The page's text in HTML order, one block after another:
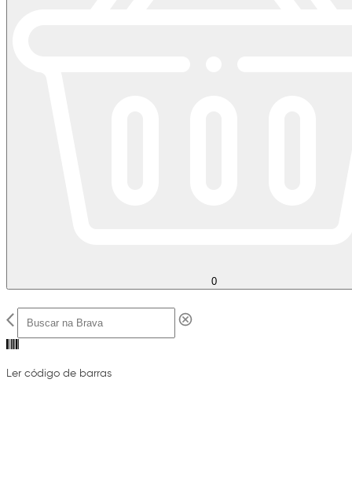
0
Ler código de barras